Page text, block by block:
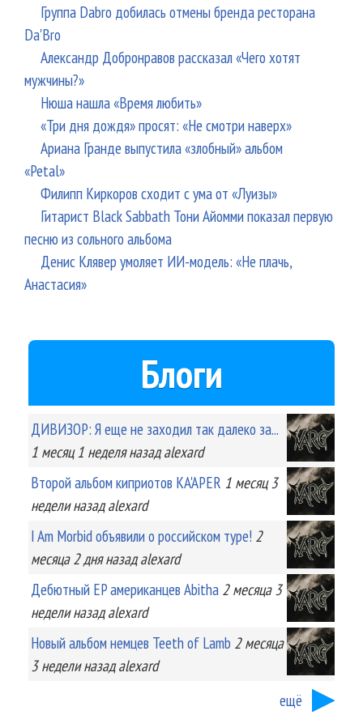
Группа Dabro добилась отмены бренда ресторана
Da'Bro
Александр Добронравов рассказал «Чего хотят
мужчины?»
Нюша нашла «Время любить»
«Три дня дождя» просят: «Не смотри наверх»
Ариана Гранде выпустила «злобный» альбом
«Petal»
Филипп Киркоров сходит с ума от «Луизы»
Гитарист Black Sabbath Тони Айомми показал первую
песню из сольного альбома
Денис Клявер умоляет ИИ-модель: «Не плачь,
Анастасия»
Блоги
ДИВИЗОР: Я еще не заходил так далеко за...
1 месяц 1 неделяназад alexard
Второй альбом киприотов KA'APER 1 месяц 3
неделиназад alexard
I Am Morbid объявили о российском туре! 2
месяца 2 дняназад alexard
Дебютный EP американцев Abitha 2 месяца 3
неделиназад alexard
Новый альбом немцев Teeth of Lamb 2 месяца
3 неделиназад alexard
ещё